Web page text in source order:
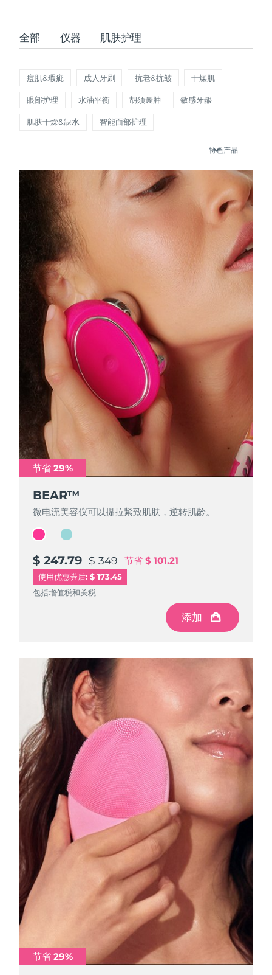
全部 仪器 肌肤护理
痘肌&瑕疵 成人牙刷 抗老&抗皱 干燥肌
眼部护理 水油平衡 胡须囊肿 敏感牙龈
肌肤干燥&缺水 智能面部护理
特色产品
节省 29%
BEAR™
微电流美容仪可以提拉紧致肌肤，逆转肌龄。
$ 247.79 $ 349 节省 $ 101.21
使用优惠券后: $ 173.45
包括增值税和关税
添加
节省 29%
BEAR™
微电流美容仪可以提拉紧致肌肤，逆转肌龄。
$ 233.59 $ 329 节省 $ 95.41
包括增值税和关税
添加
节省 29%
红光疗法
瑞典美肤护理
LUNA™ 4 套装
Anti-aging massage
LUNA™ 4 Plus
Massage, LED heating
LUNA™ 4 Men
For men, anti-aging massage
LUNA™ 4 mini
For young skin, T-zone
LUNA™ 4 go
For travel or gym bag
LUNA™ 护肤
Premium cleansers & balm
LUNA™ 设备
All facial cleansing devices
BEAR™ 2 套装
Microcurrent toning
BEAR™ 2 go
Microcurrent toning on-the-go
BEAR™ 2 eyes & lips
Microcurrent line smoothing device
面部提拉护理
Premium anti-aging skincare
BEAR™ 设备
All premium facelift devices
补水保湿
UFO™ 3 套装
Deep facial hydration
UFO™ 3 LED
Near-infrared and red light therapy
device
UFO™ 3 mini
Red light therapy device for young skin
UFO™ 3 go
Portable red light therapy
面膜
Rejuvenation & hydration
UFO™ 设备
All deep facial hydration devices
issa™ 4
Hybrid silicone sonic toothbrush
issa™ 4 plus
Smart hybrid silicone sonic toothbrush
issa™ 4 smile
Hybrid silicone sonic toothbrush
issa™ 4 baby
For ages 0-3
issa™ Teeth Whitening Set
Dual LED + sonic device & 18% PAP gel
ISSA™ 设备
All silicone sonic toothbrushes
FAQ™ 抗老护理
FAQ™ 101
Clinical anti-aging
FAQ™ 102
Advanced clinical anti-aging
FAQ™ 103
Luxurious clinical anti-aging set
FAQ™ P1 Primer
Manuka honey primer
FAQ™护肤品
FAQ™产品
All anti-aging treatments
LED治疗
FAQ™ 201
LED mask
FAQ™ 202
LED mask
FAQ™ 211
Anti-aging neck & décolleté LED mask
FAQ™ 221
Anti-aging LED hand mask
FAQ™产品
All LED treatments
FAQ™ 301
LED hair strengthening scalp massager
FAQ™ Scalp Serum
Scalp recovery probiotic serum
FAQ™护肤品
All FAQ™ skincare
肌肤年轻化
NEW
FAQ™ 501
Full-Spectrum Red Light Therapy
FAQ™ 502
Full-Spectrum Red Light Therapy
FAQ™ Red Light Serum
FAQ™ products
All toning treatments
保健品
NEW
专业治疗
脱毛
PEACH™ 2 Pro Max
Professional IPL hair removal device
PEACH™ 2
IPL hair removal
PEACH™ 2 go
Travel-friendly IPL hair removal
PEACH™ Cooling Prep Gel
Cooling IPL hair removal gel
Microcurrent body toning
LUNA™ 4 body
Massaging body brush
SUPERCHARGED™ serum
Firming body serum
痘肌护理
ESPADA™ 2 plus
Recurring acne LED therapy
ESPADA™ 2
Acne treatment device
ESPADA™ Blemish Solution
Concentrated acne gel
ESPADA™ 设备
All acne treatment devices
BEAR™ 2 eyes & lips
Microcurrent line smoothing device
IRIS™ 2
Rejuvenating eye massager
眼部护肤
Advanced eye care treatment
眼部护理设备
All revitalizing eye massagers
毛孔护理
KIWI™ derma
Diamond microdermabrasion .
KIWI™
Blackhead remover
KIWI™ 皮肤护理
Advanced pore care essentials
护发
LUNA™ 4 hair
2-in-1 LED scalp massager
FLIP™ play advanced
LED light hairbrush
LUNA™ Dual-Peptide Scalp
Serum
For healthy hair
牙齿美白
NEW
issa™ Teeth Whitening Set
Dual LED + sonic device & 18% PAP gel
issa™ Teeth Whitening Gel
更多的
护肤品 男士
澳大利亚
奥地利 预计送达日期
巴林
预计送达日期 8/8/26
百慕大 预计送达日期 8/14/26
波斯尼亚和黑塞哥维那 预计送达日期8/11/26
预计送达日期 8/13/26
保加利亚 预计送达日期8/8/26
加拿大
8/12/26
哥伦比亚 预计送达日期 8/12/26
克罗地亚
塞浦路斯 8/9/26
捷克 8/8/26
丹麦
爱沙尼亚
芬兰 预计送达日期
法国
预计送达日期 8/12/26
直布罗陀
预计送达日期8/8/26
中国香港特别行政区 预计送达日期 8/9/26
匈牙利 预计送达日期 8/8/26
冰岛 预计送达日期
印度尼西亚 预计送达日期8/6/26
爱尔兰 8/8/26
马恩岛 预计送达日期 8/10/26
以色列 预计送达日期 8/12/26
意大利 预计送达日期 8/8/26
日本 8/11/26